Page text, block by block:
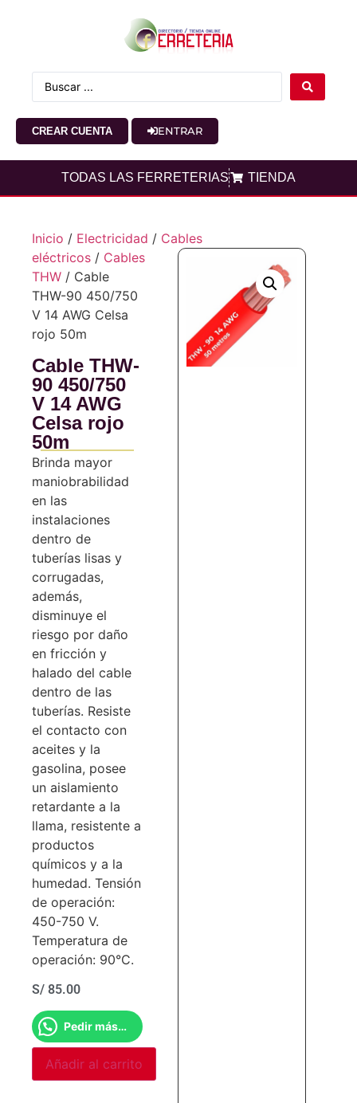
CREAR CUENTA ENTRAR
TODAS LAS FERRETERIAS TIENDA
Inicio / Electricidad / Cables
eléctricos / Cables
THW / Cable
THW-90 450/750
V 14 AWG Celsa
rojo 50m
Cable THW-
90 450/750
V 14 AWG
Celsa rojo
50m
Brinda mayor
maniobrabilidad
en las
instalaciones
dentro de
tuberías lisas y
corrugadas,
además,
disminuye el
riesgo por daño
en fricción y
halado del cable
dentro de las
tuberías. Resiste
el contacto con
aceites y la
gasolina, posee
un aislamiento
retardante a la
llama, resistente a
productos
químicos y a la
humedad. Tensión
de operación:
450-750 V.
Temperatura de
operación: 90°C.
S/ 85.00
Pedir más información
Añadir al carrito